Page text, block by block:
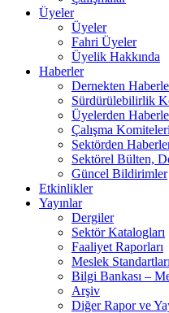
Üyeler
Üyeler
Fahri Üyeler
Üyelik Hakkında
Haberler
Dernekten
Sürdürülebilirlik
Üyelerden
Çalışma
Sektörden
Sektörel Bülten,
Güncel Bildirimler
Etkinlikler
Yayınlar
Dergiler
Sektör Katalogları
Faaliyet Raporları
Meslek Standartları
Bilgi Bankası –
Arşiv
Diğer Rapor ve